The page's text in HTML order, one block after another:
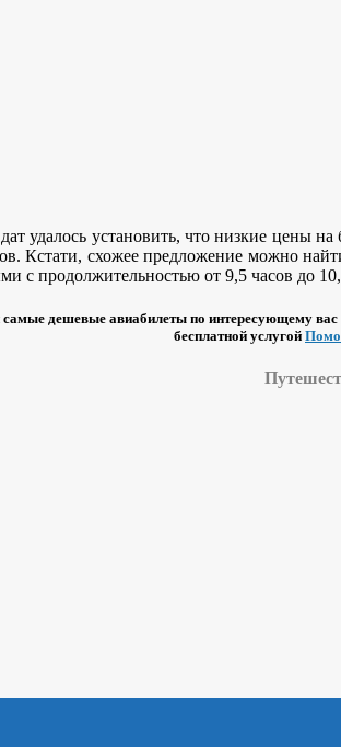
удалось установить, что низкие цены
Кстати, схожее предложение можно
с продолжительностью от 9,5 часов до
самые дешевые авиабилеты по интересующему
бесплатной услугой